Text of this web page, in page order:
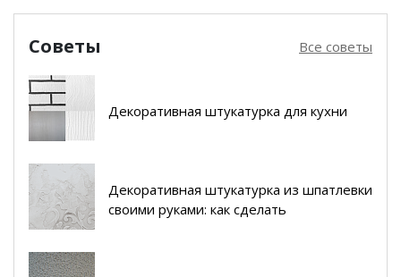
Советы Все советы
Декоративная штукатурка для кухни
Декоративная штукатурка из шпатлевки
своими руками: как сделать